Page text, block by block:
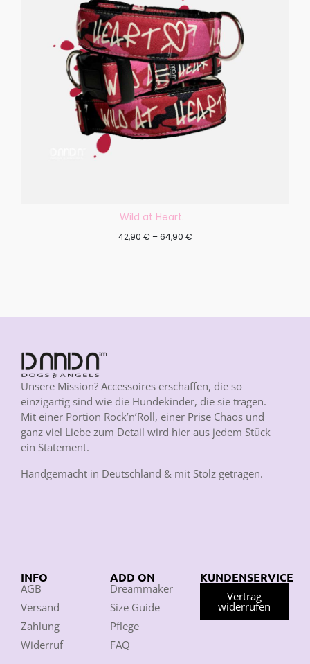
Wild at Heart.
42,90 € –64,90 €
Unsere Mission? Accessoires erschaffen, die so
einzigartig sind wie die Hundekinder, die sie tragen.
Mit einer Portion Rock’n’Roll, einer Prise Chaos und
ganz viel Liebe zum Detail wird hier aus jedem Stück
ein Statement.
Handgemacht in Deutschland & mit Stolz getragen.
INFO
AGB
Versand
Zahlung
Widerruf
ADD ON
Dreammaker
Size Guide
Pflege
FAQ
KUNDENSERVICE
Vertrag
widerrufen